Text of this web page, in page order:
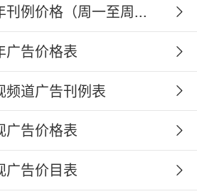
刊例价格（周一至周...
广告价格表
频道广告刊例表
广告价格表
广告价目表